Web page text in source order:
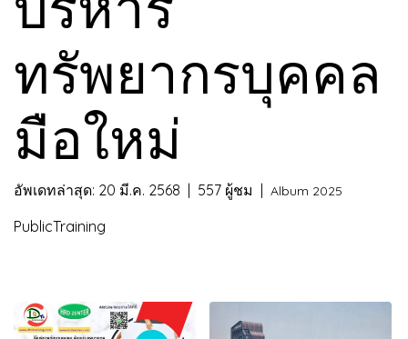
ทรัพยากรบุคคล
มือใหม่
อัพเดทล่าสุด: 20 มี.ค. 2568 557 ผู้ชม Album 2025
PublicTraining